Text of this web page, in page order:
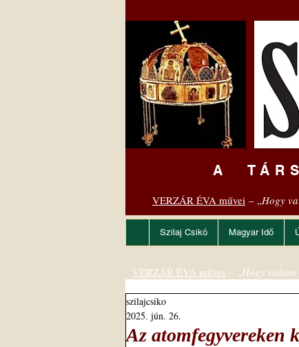
A
VERZÁR ÉVA művei – „Hogy
Szilaj Csikó Magyar Idő
Az atomfegyvereken
szilajcsiko
2025. jún. 26.
VERZÁR ÉVA művei – „Hogy